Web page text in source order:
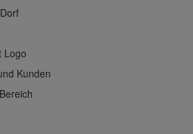
Logo
Kunden